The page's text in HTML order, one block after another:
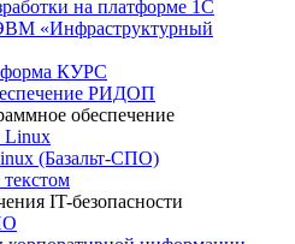
на платформе 1С
«Инфраструктурный
КУРС
РИДОП
обеспечение
Linux
(Базальт-СПО)
IT-безопасности